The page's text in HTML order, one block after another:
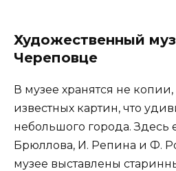
Художественный
Череповце
В музее хранятся не
известных картин, что
небольшого города. Здесь
Брюллова, И. Репина и Ф.
музее выставлены